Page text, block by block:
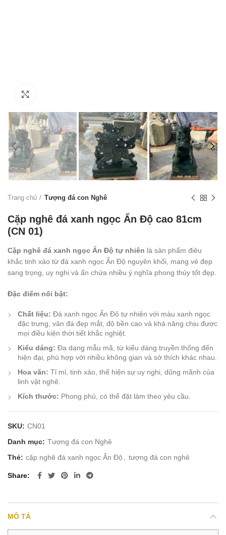
Trang chủ Tượng đá con Nghê
Cặp nghê đá xanh ngọc Ấn Độ cao 81cm
(CN 01)
Cặp nghê đá xanh ngọc Ấn Độ tự nhiên là sản phẩm điêu
khắc tinh xảo từ đá xanh ngọc Ấn Độ nguyên khối, mang vẻ đẹp
sang trọng, uy nghi và ẩn chứa nhiều ý nghĩa phong thủy tốt đẹp.
Đặc điểm nổi bật:
Chất liệu: Đá xanh ngọc Ấn Độ tự nhiên với màu xanh ngọc
đặc trưng, vân đá đẹp mắt, độ bền cao và khả năng chịu được
mọi điều kiện thời tiết khắc nghiệt.
Kiểu dáng: Đa dạng mẫu mã, từ kiểu dáng truyền thống đến
hiện đại, phù hợp với nhiều không gian và sở thích khác nhau.
Hoa văn: Tỉ mỉ, tinh xảo, thể hiện sự uy nghi, dũng mãnh của
linh vật nghê.
Kích thước: Phong phú, có thể đặt làm theo yêu cầu.
SKU: CN01
Danh mục: Tượng đá con Nghê
Thẻ: cặp nghê đá xanh ngọc Ấn Độ , tượng đá con nghê
Share
MÔ TẢ